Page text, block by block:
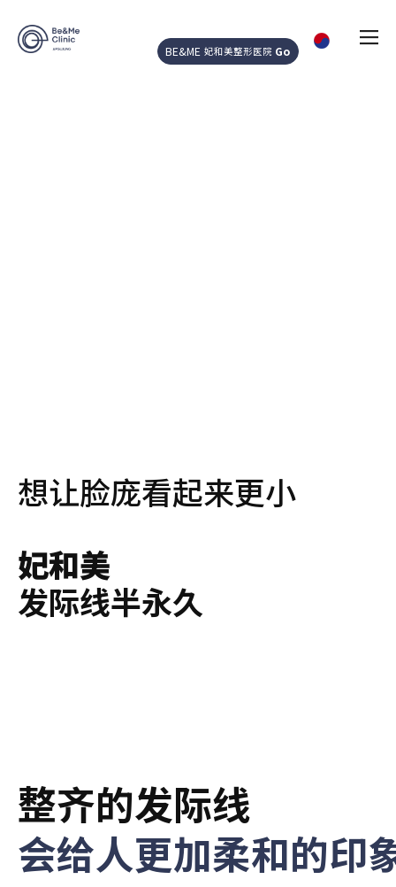
BE&ME 妃和美整形医院 Go
想让脸庞看起来更小
妃和美
发际线半永久
整齐的发际线
会给人更加柔和的印